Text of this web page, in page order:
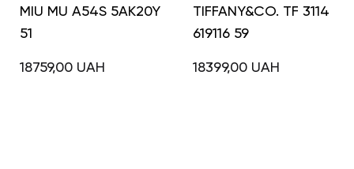
MIU MU A54S 5AK20Y
51
18759,00 UAH
TIFFANY&CO. TF 3114
619116 59
18399,00 UAH